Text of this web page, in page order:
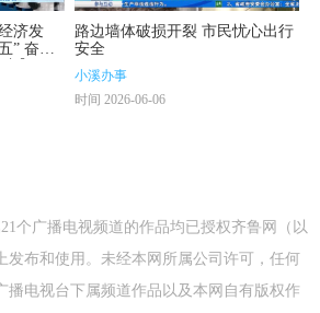
济发
” 奋斗
】
路边墙体破损开裂 市民忧心出行
安全
小溪办事
时间 2026-06-06
个广播电视频道的作品均已授权齐鲁网（以
发布和使用。未经本网所属公司许可，任何
播电视台下属频道作品以及本网自有版权作